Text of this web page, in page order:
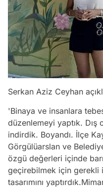
Serkan Aziz Ceyhan
'Binaya ve insanlara
düzenlemeyi yaptık. Dış
indirdik. Boyandı. İlçe
Görgülüarslan ve
özgü değerleri içinde
geçirebilmek için gerekli
tasarımını